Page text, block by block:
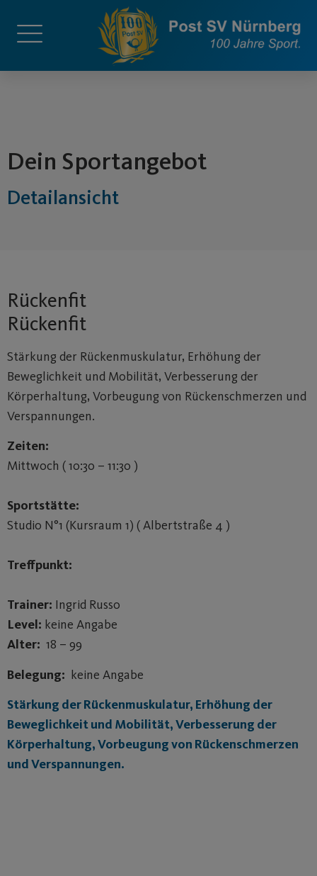
Dein Sportangebot
Detailansicht
Rückenfit
Rückenfit
Stärkung der Rückenmuskulatur, Erhöhung der
Beweglichkeit und Mobilität, Verbesserung der
Körperhaltung, Vorbeugung von Rückenschmerzen und
Verspannungen.
Zeiten:
Mittwoch ( 10:30 – 11:30 )
Sportstätte:
Studio N°1 (Kursraum 1) ( Albertstraße 4 )
Treffpunkt:
Trainer: Ingrid Russo
Level: keine Angabe
Alter: 18 – 99
Belegung: keine Angabe
Stärkung der Rückenmuskulatur, Erhöhung der
Beweglichkeit und Mobilität, Verbesserung der
Körperhaltung, Vorbeugung von Rückenschmerzen
und Verspannungen.